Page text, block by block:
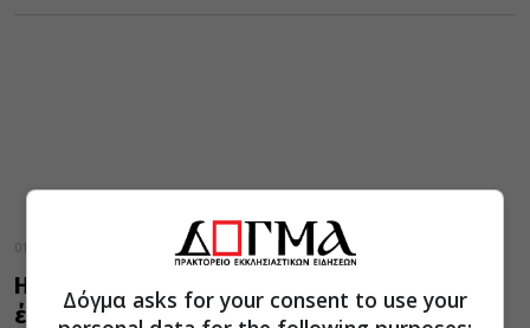
01 Μαΐου 2019
Η Παναγία Βηματάρισσα και η λαμπάδα που
έκαιγε 70 χρόνια!
Δόγμα asks for your consent to use your